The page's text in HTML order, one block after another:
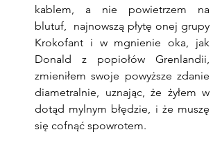
kablem, a nie powietrzem na
blutuf,  najnowszą płytę onej grupy
Krokofant i w mgnienie oka, jak
Donald z popiołów Grenlandii,
zmieniłem swoje powyższe zdanie
diametralnie, uznając, że żyłem w
dotąd mylnym błędzie, i że muszę
się cofnąć spowrotem.